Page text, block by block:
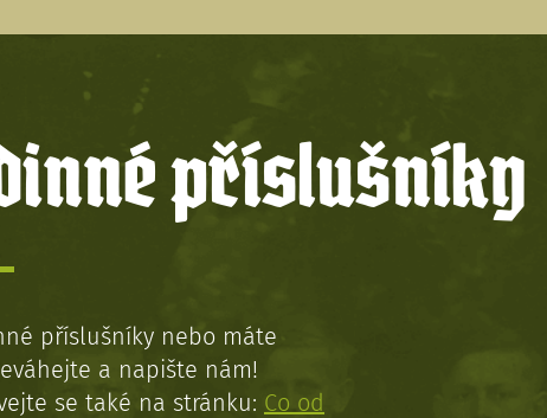
příslušníky
příslušníky nebo máte
a napište nám!
se také na stránku: Co od